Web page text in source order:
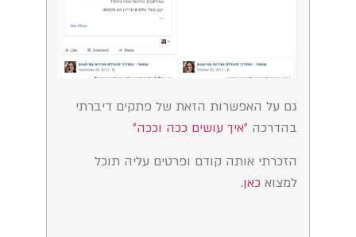
גם על האפשרות הזאת של פתקים דיברתי
בהדרכה ״איך עושים ככה וככה״
הזכרתי אותה קודם ופרטים עליה תוכל
למצוא כאן.